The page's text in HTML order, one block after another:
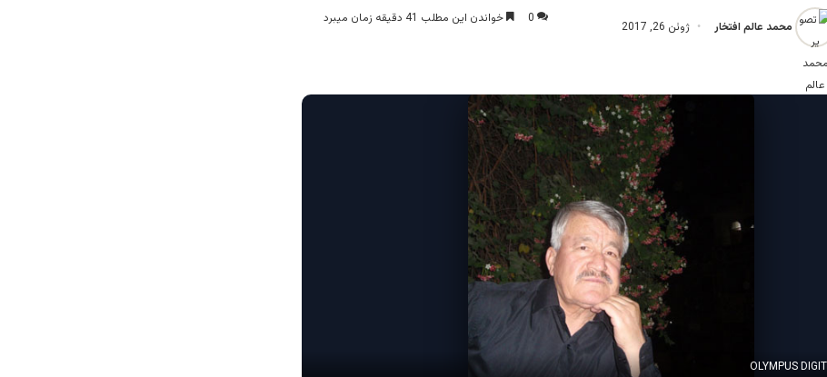
محمد عالم افتخار ژوئن 26, 2017
0 خواندن این مطلب 41 دقیقه زمان میبرد